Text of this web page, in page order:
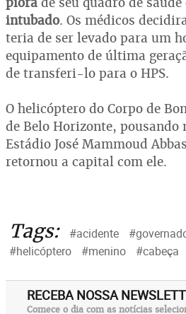
intubado. Os médicos
teria de ser levado para um
equipamento de última
de transferi-lo para o HPS.
O helicóptero do Corpo de
de Belo Horizonte, pousando
Estádio José Mammoud
retornou a capital com ele.
Tags: #acidente
#helicóptero
#menino #cabeça
RECEBA NOSSA
Comece o dia com as notícias